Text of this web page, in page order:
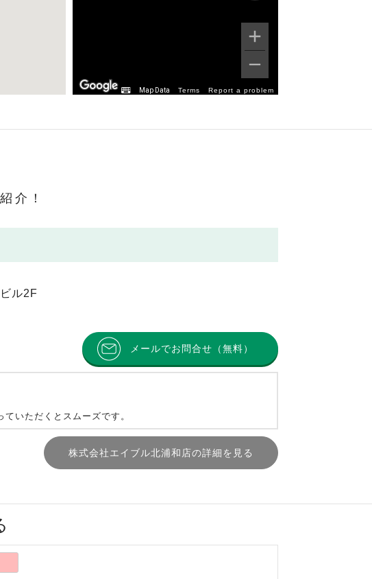
Map Data Terms Report a problem
介！
ル2F
メールでお問合せ（無料）
いただくとスムーズです。
株式会社エイブル北浦和店の詳細を見る